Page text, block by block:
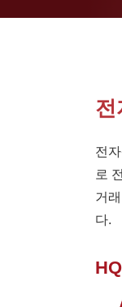
전
전
로
거
다.